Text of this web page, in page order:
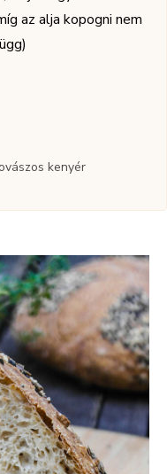
az alja kopogni nem
kenyér